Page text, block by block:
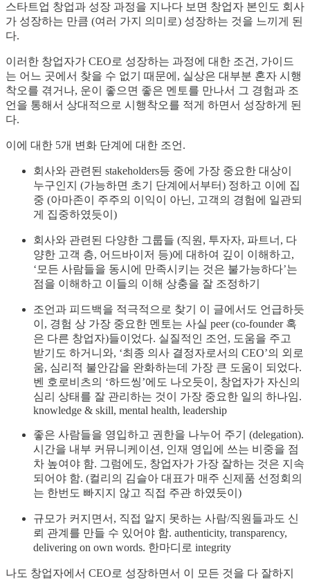
스타트업 창업과 성장 과정을 지나다 보면 창업자 본인도 회사
가 성장하는 만큼 (여러 가지 의미로) 성장하는 것을 느끼게 된
다.
이러한 창업자가 CEO로 성장하는 과정에 대한 조건, 가이드
는 어느 곳에서 찾을 수 없기 때문에, 실상은 대부분 혼자 시행
착오를 겪거나, 운이 좋으면 좋은 멘토를 만나서 그 경험과 조
언을 통해서 상대적으로 시행착오를 적게 하면서 성장하게 된
다.
이에 대한 5개 변화 단계에 대한 조언.
회사와 관련된 stakeholders등 중에 가장 중요한 대상이
누구인지 (가능하면 초기 단계에서부터) 정하고 이에 집
중 (아마존이 주주의 이익이 아닌, 고객의 경험에 일관되
게 집중하였듯이)
회사와 관련된 다양한 그룹들 (직원, 투자자, 파트너, 다
양한 고객 층, 어드바이저 등)에 대하여 깊이 이해하고,
‘모든 사람들을 동시에 만족시키는 것은 불가능하다’는
점을 이해하고 이들의 이해 상충을 잘 조정하기
조언과 피드백을 적극적으로 찾기 이 글에서도 언급하듯
이, 경험 상 가장 중요한 멘토는 사실 peer (co-founder 혹
은 다른 창업자)들이었다. 실질적인 조언, 도움을 주고
받기도 하거니와, ‘최종 의사 결정자로서의 CEO’의 외로
움, 심리적 불안감을 완화하는데 가장 큰 도움이 되었다.
벤 호로비츠의 ‘하드씽’에도 나오듯이, 창업자가 자신의
심리 상태를 잘 관리하는 것이 가장 중요한 일의 하나임.
knowledge & skill, mental health, leadership
좋은 사람들을 영입하고 권한을 나누어 주기 (delegation).
시간을 내부 커뮤니케이션, 인재 영입에 쓰는 비중을 점
차 높여야 함. 그럼에도, 창업자가 가장 잘하는 것은 지속
되어야 함. (컬리의 김슬아 대표가 매주 신제품 선정회의
는 한번도 빠지지 않고 직접 주관 하였듯이)
규모가 커지면서, 직접 알지 못하는 사람/직원들과도 신
뢰 관계를 만들 수 있어야 함. authenticity, transparency,
delivering on own words. 한마디로 integrity
나도 창업자에서 CEO로 성장하면서 이 모든 것을 다 잘하지